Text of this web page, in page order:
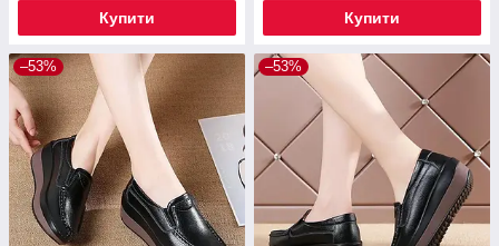
Купити Купити
–53% –53%